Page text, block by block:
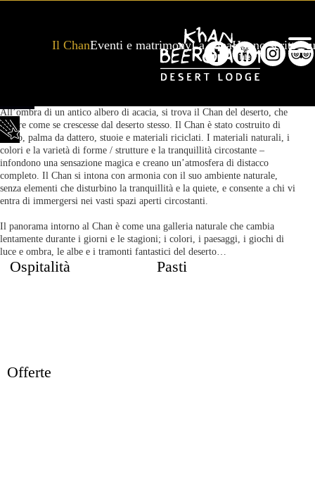
Il ChanEventi e matrimonyLa zonaHanno scritto
All’ombra di un antico albero di acacia, si trova il Chan del deserto, che
appare come se crescesse dal deserto stesso. Il Chan è stato costruito di
fango, palma da dattero, stuoie e materiali riciclati. I materiali naturali, i
colori e la varietà di forme / strutture e la tranquillità circostante –
infondono una sensazione magica e creano un’atmosfera di distacco
completo. Il Chan si intona con armonia con il suo ambiente naturale,
senza elementi che disturbino la tranquillità e la quiete, e consente a chi vi
entra di immergersi nei vasti spazi aperti circostanti.
Il panorama intorno al Chan è come una galleria naturale che cambia
lentamente durante i giorni e le stagioni; i colori, i paesaggi, i giochi di
luce e ombra, le albe e i tramonti fantastici del deserto…
Ospitalità Pasti
Offerte